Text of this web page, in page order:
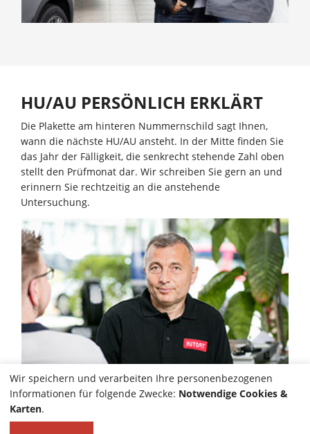
HU/AU PERSÖNLICH ERKLÄRT
Die Plakette am hinteren Nummernschild sagt Ihnen,
wann die nächste HU/AU ansteht. In der Mitte finden Sie
das Jahr der Fälligkeit, die senkrecht stehende Zahl oben
stellt den Prüfmonat dar. Wir schreiben Sie gern an und
erinnern Sie rechtzeitig an die anstehende
Untersuchung.
Wir speichern und verarbeiten Ihre personenbezogenen
Informationen für folgende Zwecke: Notwendige Cookies &
Karten.